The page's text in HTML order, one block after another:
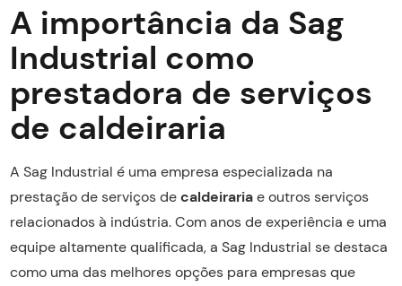
A importância da Sag
Industrial como
prestadora de serviços
de caldeiraria
A Sag Industrial é uma empresa especializada na
prestação de serviços decaldeirariae outros serviços
relacionados à indústria. Com anos de experiência e uma
equipe altamente qualificada, a Sag Industrial se destaca
como uma das melhores opções para empresas que